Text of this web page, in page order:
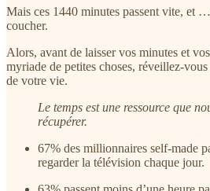
Mais ces 1440 minutes passent vite, et
coucher.
Alors, avant de laisser vos minutes et
myriade de petites choses, réveillez-
de votre vie.
Le temps est une ressource que
récupérer.
67% des millionnaires self-made
regarder la télévision chaque jour.